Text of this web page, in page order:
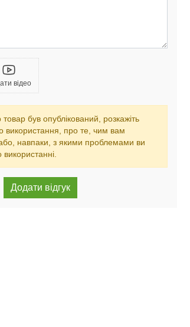
відео
був опублікований, розкажіть
використання, про те, чим вам
навпаки, з якими проблемами ви
використанні.